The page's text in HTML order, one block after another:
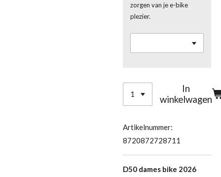
zorgen van je e-bike
plezier.
In
winkelwagen
Artikelnummer:
8720872728711
D50 dames bike 2026